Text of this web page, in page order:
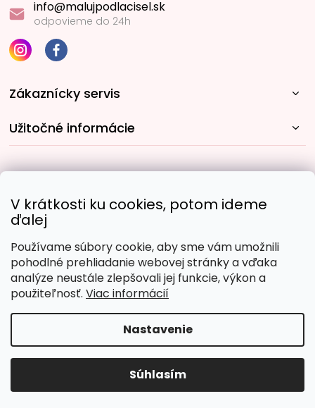
V krátkosti ku cookies, potom ideme
ďalej
Používame súbory cookie, aby sme vám umožnili
pohodlné prehliadanie webovej stránky a vďaka
analýze neustále zlepšovali jej funkcie, výkon a
použiteľnosť. Viac informácií
Nastavenie
Súhlasím
info@malujpodlacisel.sk
odpovieme do 24h
Zákaznícky servis
Užitočné informácie
Obľúbené spôsoby platby:
Copyright 2026Malujpodlacisel.sk. Všetky práva
vyhradené.Upraviť nastavenie cookies